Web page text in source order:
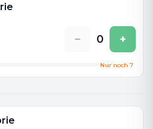
− 0 +
Nur noch 7